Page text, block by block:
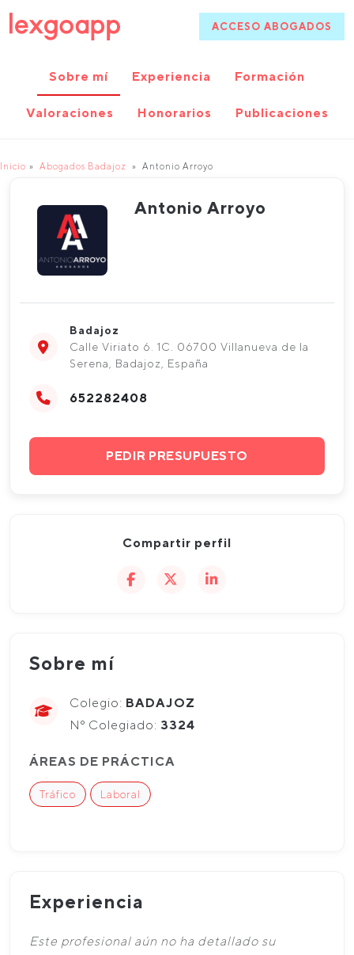
ACCESO ABOGADOS
Sobre mí Experiencia Formación
Valoraciones Honorarios Publicaciones
Inicio Abogados Badajoz Antonio Arroyo
Antonio Arroyo
Badajoz
Calle Viriato 6. 1C. 06700 Villanueva de la
Serena, Badajoz, España
652282408
PEDIR PRESUPUESTO
Compartir perfil
Sobre mí
Colegio: BADAJOZ
Nº Colegiado: 3324
ÁREAS DE PRÁCTICA
Tráfico Laboral
Experiencia
Este profesional aún no ha detallado su